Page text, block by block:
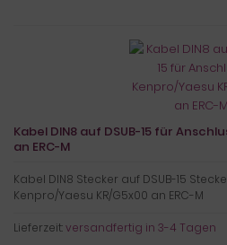
Kabel DIN8 auf DSUB-15 für
an ERC-M
Kabel DIN8 Stecker auf DSUB-15
Kenpro/Yaesu KR/G5x00 an ERC-M
Lieferzeit:versandfertig in 3-4 Tagen